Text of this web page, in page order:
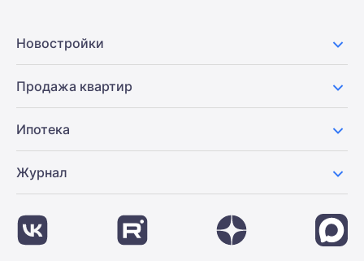
Новостройки
Продажа квартир
Ипотека
Журнал